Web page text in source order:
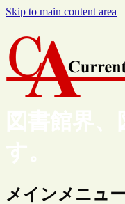
Skip to main content area
図書館界
す。
メインメニュー